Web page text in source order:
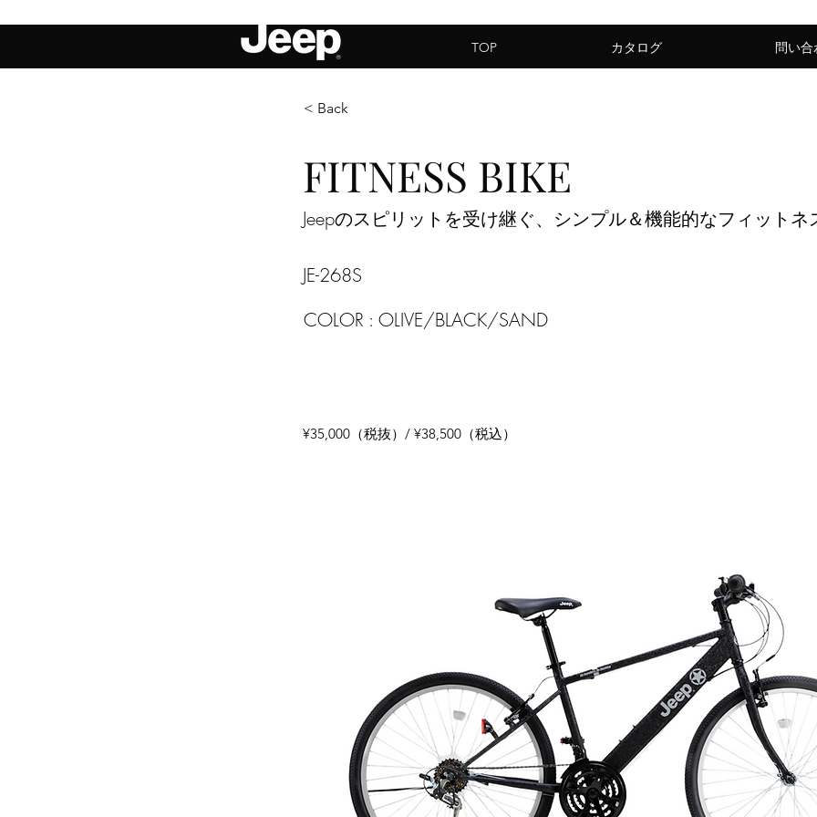
TOP カタログ 問い合
< Back
FITNESS BIKE
Jeepのスピリットを受け継ぐ、シンプル＆機能的なフィットネ
JE-268S
COLOR : OLIVE/BLACK/SAND
¥35,000（税抜）/ ¥38,500（税込）